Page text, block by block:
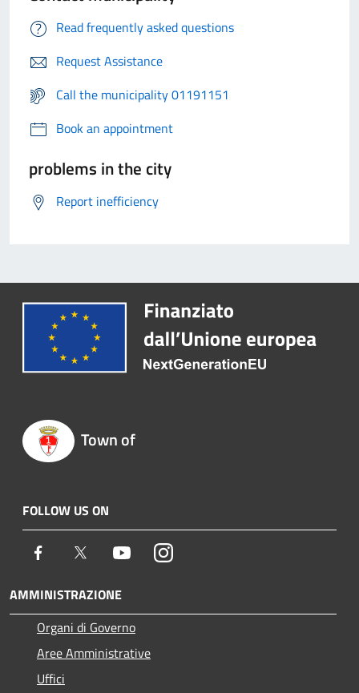
Read frequently asked questions
Request Assistance
Call the municipality 01191151
Book an appointment
problems in the city
Report inefficiency
Town of
FOLLOW US ON
Facebook Twitter YoutubeInstagram
AMMINISTRAZIONE
Organi di Governo
Aree Amministrative
Uffici